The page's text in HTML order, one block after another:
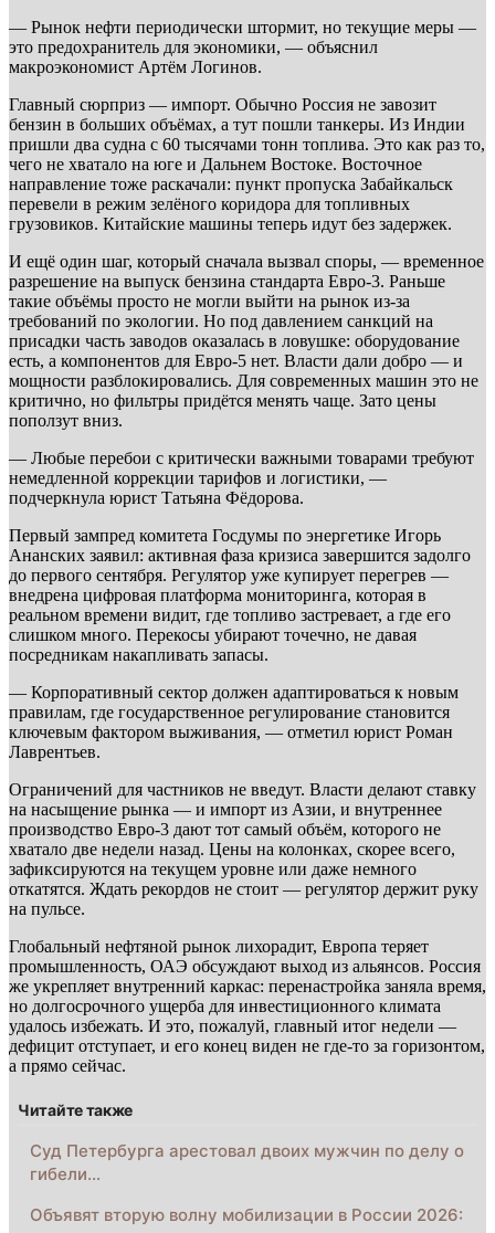
— Рынок нефти периодически штормит, но текущие меры —
это предохранитель для экономики, — объяснил
макроэкономист Артём Логинов.
Главный сюрприз — импорт. Обычно Россия не завозит
бензин в больших объёмах, а тут пошли танкеры. Из Индии
пришли два судна с 60 тысячами тонн топлива. Это как раз то,
чего не хватало на юге и Дальнем Востоке. Восточное
направление тоже раскачали: пункт пропуска Забайкальск
перевели в режим зелёного коридора для топливных
грузовиков. Китайские машины теперь идут без задержек.
И ещё один шаг, который сначала вызвал споры, — временное
разрешение на выпуск бензина стандарта Евро-3. Раньше
такие объёмы просто не могли выйти на рынок из-за
требований по экологии. Но под давлением санкций на
присадки часть заводов оказалась в ловушке: оборудование
есть, а компонентов для Евро-5 нет. Власти дали добро — и
мощности разблокировались. Для современных машин это не
критично, но фильтры придётся менять чаще. Зато цены
поползут вниз.
— Любые перебои с критически важными товарами требуют
немедленной коррекции тарифов и логистики, —
подчеркнула юрист Татьяна Фёдорова.
Первый зампред комитета Госдумы по энергетике Игорь
Ананских заявил: активная фаза кризиса завершится задолго
до первого сентября. Регулятор уже купирует перегрев —
внедрена цифровая платформа мониторинга, которая в
реальном времени видит, где топливо застревает, а где его
слишком много. Перекосы убирают точечно, не давая
посредникам накапливать запасы.
— Корпоративный сектор должен адаптироваться к новым
правилам, где государственное регулирование становится
ключевым фактором выживания, — отметил юрист Роман
Лаврентьев.
Ограничений для частников не введут. Власти делают ставку
на насыщение рынка — и импорт из Азии, и внутреннее
производство Евро-3 дают тот самый объём, которого не
хватало две недели назад. Цены на колонках, скорее всего,
зафиксируются на текущем уровне или даже немного
откатятся. Ждать рекордов не стоит — регулятор держит руку
на пульсе.
Глобальный нефтяной рынок лихорадит, Европа теряет
промышленность, ОАЭ обсуждают выход из альянсов. Россия
же укрепляет внутренний каркас: перенастройка заняла время,
но долгосрочного ущерба для инвестиционного климата
удалось избежать. И это, пожалуй, главный итог недели —
дефицит отступает, и его конец виден не где-то за горизонтом,
а прямо сейчас.
Читайте также
Суд Петербурга арестовал двоих мужчин по делу о
гибели…
Объявят вторую волну мобилизации в России 2026: